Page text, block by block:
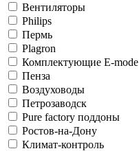
Вентиляторы
Philips
Пермь
Plagron
Комплектующие E-mode
Пенза
Воздуховоды
Петрозаводск
Pure factory поддоны
Ростов-на-Дону
Климат-контроль